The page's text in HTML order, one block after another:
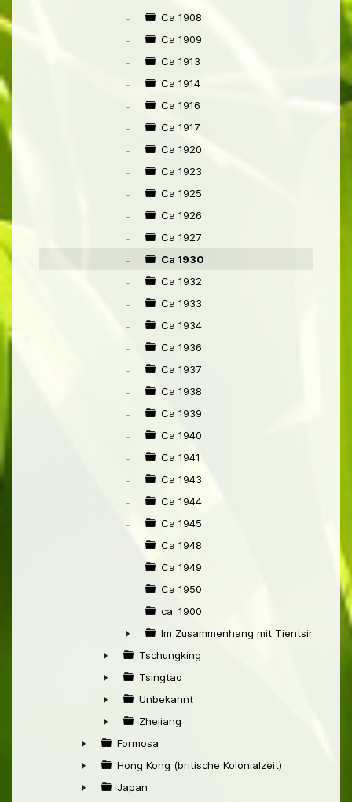
Ca 1908
Ca 1909
Ca 1913
Ca 1914
Ca 1916
Ca 1917
Ca 1920
Ca 1923
Ca 1925
Ca 1926
Ca 1927
Ca 1930
Ca 1932
Ca 1933
Ca 1934
Ca 1936
Ca 1937
Ca 1938
Ca 1939
Ca 1940
Ca 1941
Ca 1943
Ca 1944
Ca 1945
Ca 1948
Ca 1949
Ca 1950
ca. 1900
►
Im Zusammenhang mit Tientsin
►
Tschungking
►
Tsingtao
►
Unbekannt
►
Zhejiang
►
Formosa
►
Hong Kong (britische Kolonialzeit)
Japan